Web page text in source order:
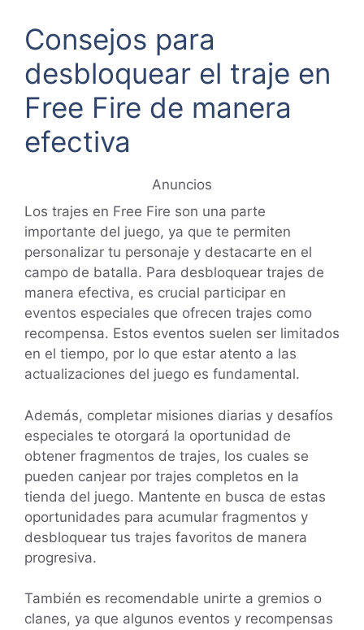
Consejos para
desbloquear el traje en
Free Fire de manera
efectiva
Anuncios
Los trajes en Free Fire son una parte
importante del juego, ya que te permiten
personalizar tu personaje y destacarte en el
campo de batalla. Para desbloquear trajes de
manera efectiva, es crucial participar en
eventos especiales que ofrecen trajes como
recompensa. Estos eventos suelen ser limitados
en el tiempo, por lo que estar atento a las
actualizaciones del juego es fundamental.
Además, completar misiones diarias y desafíos
especiales te otorgará la oportunidad de
obtener fragmentos de trajes, los cuales se
pueden canjear por trajes completos en la
tienda del juego. Mantente en busca de estas
oportunidades para acumular fragmentos y
desbloquear tus trajes favoritos de manera
progresiva.
También es recomendable unirte a gremios o
clanes, ya que algunos eventos y recompensas